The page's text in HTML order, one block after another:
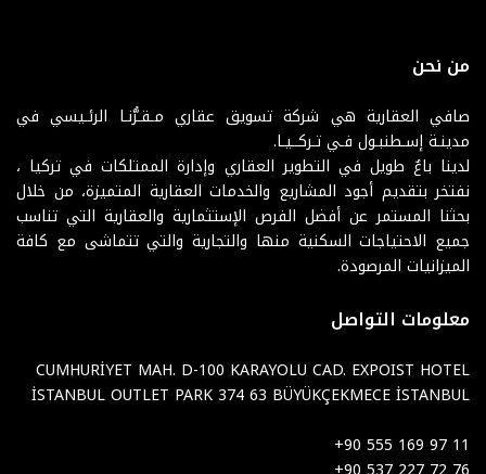
من نحن
صافي العقارية هي شركة تسويق عقاري مـقـرُّنـا الرئـيسي في
مدينـة إسـطنبـول فـي تـركــيـا.
لدينا باعٌ طويل في التطوير العقاري وإدارة الممتلكات في تركيا ،
نفتخر بتقديم أجود المشاريع والخدمات العقارية المتميزة، من خلال
بحثنا المستمر عن أفضل الفرص الإستثمارية والعقارية التي تناسب
جميع الاحتياجات السكنية منها والتجارية والتي تتماشى مع كافة
الميزانيات المرصودة.
معلومات التواصل
CUMHURİYET MAH. D-100 KARAYOLU CAD. EXPOIST HOTEL
İSTANBUL OUTLET PARK 374 63 BÜYÜKÇEKMECE İSTANBUL
+90 555 169 97 11